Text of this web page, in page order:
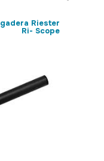
Riester
Ri- Scope